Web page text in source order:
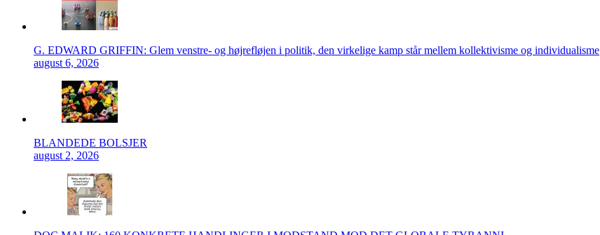
G. EDWARD GRIFFIN: Glem venstre- og højrefløjen i politik, den virkelige kamp står mellem kollektivisme og individualisme
august 6, 2026
BLANDEDE BOLSJER
august 2, 2026